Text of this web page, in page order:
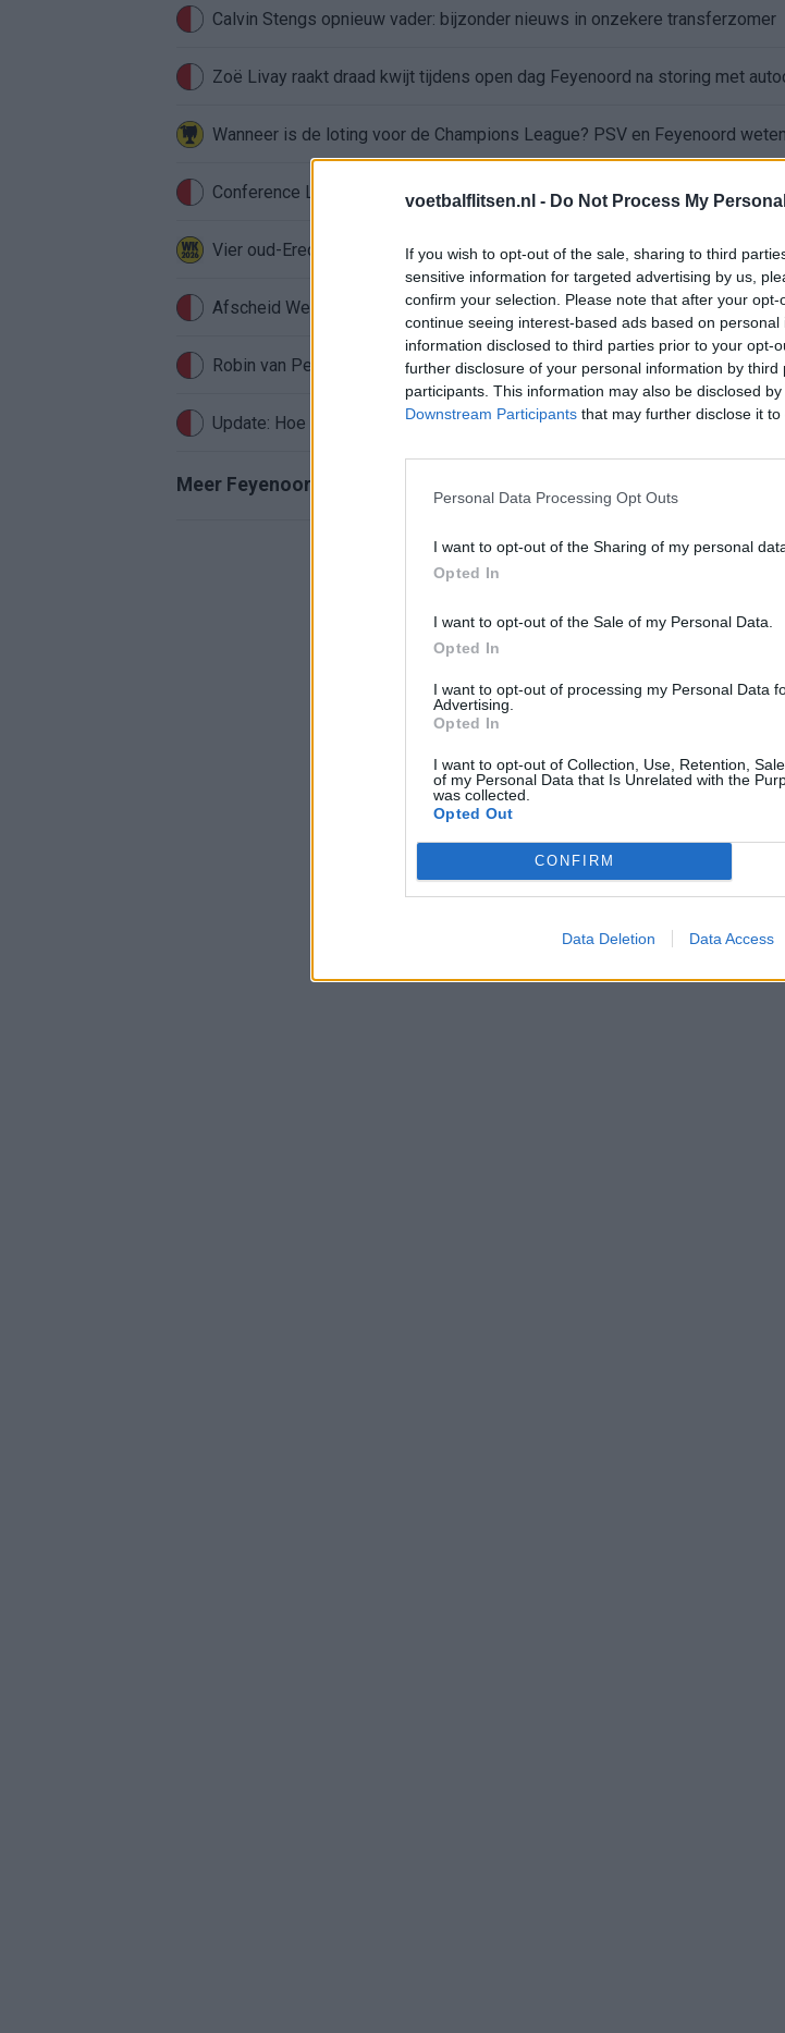
voetbalflitsen.nl - Do Not Process My
If you wish to opt-out of the sale, sharing to third
sensitive information for targeted advertising by us,
confirm your selection. Please note that after your
continue seeing interest-based ads based on
information disclosed to third parties prior to your opt-
further disclosure of your personal information by third
participants. This information may also be disclosed
Downstream Participants that may further disclose it to
Personal Data Processing Opt Outs
I want to opt-out of the Sharing of my personal
Opted In
I want to opt-out of the Sale of my Personal Data.
Opted In
I want to opt-out of processing my Personal Data
Advertising.
Opted In
I want to opt-out of Collection, Use, Retention,
of my Personal Data that Is Unrelated with the
was collected.
Opted Out
CONFIRM
Data Deletion Data Access
Calvin Stengs opnieuw vader: bijzonder nieuws in onzekere transferzomer
Zoë Livay raakt draad kwijt tijdens open dag Feyenoord na storing met
Conference League-ophef: Hamrun uitgeschakeld na omstreden strafschop
Vier oud-Eredivisionisten kunnen wereldkampioen worden
Afscheid Wellenreuther roept iconisch Ajax-moment weer in herinnering
Robin van Persie zwijgt al veertig dagen: waarom blijft het zo stil?
Update: Hoe gaat het nu met Royston Drenthe
Meer Feyenoord-nieuws